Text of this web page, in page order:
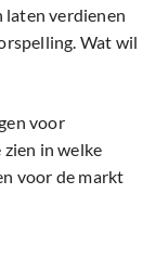
laten verdienen
Wat wil
voor
in welke
voor de markt